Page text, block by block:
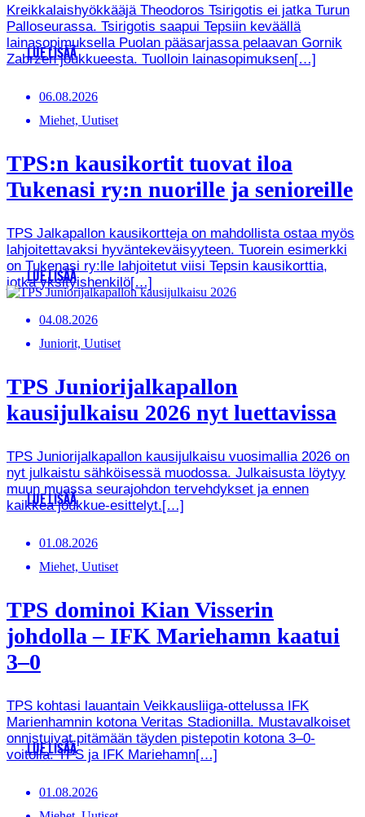
Kreikkalaishyökkääjä Theodoros Tsirigotis ei jatka Turun
Palloseurassa. Tsirigotis saapui Tepsiin keväällä
lainasopimuksella Puolan pääsarjassa pelaavan Gornik
Zabrzen joukkueesta. Tuolloin lainasopimuksen[…]
LUE LISÄÄ
06.08.2026
Miehet, Uutiset
TPS:n kausikortit tuovat iloa
Tukenasi ry:n nuorille ja senioreille
TPS Jalkapallon kausikortteja on mahdollista ostaa myös
lahjoitettavaksi hyväntekeväisyyteen. Tuorein esimerkki
on Tukenasi ry:lle lahjoitetut viisi Tepsin kausikorttia,
jotka yksityishenkilö[…]
LUE LISÄÄ
04.08.2026
Juniorit, Uutiset
TPS Juniorijalkapallon
kausijulkaisu 2026 nyt luettavissa
TPS Juniorijalkapallon kausijulkaisu vuosimallia 2026 on
nyt julkaistu sähköisessä muodossa. Julkaisusta löytyy
muun muassa seurajohdon tervehdykset ja ennen
kaikkea joukkue-esittelyt.[…]
LUE LISÄÄ
01.08.2026
Miehet, Uutiset
TPS dominoi Kian Visserin
johdolla – IFK Mariehamn kaatui
3–0
TPS kohtasi lauantain Veikkausliiga-ottelussa IFK
Marienhamnin kotona Veritas Stadionilla. Mustavalkoiset
onnistuivat pitämään täyden pistepotin kotona 3–0-
voitolla. TPS ja IFK Mariehamn[…]
LUE LISÄÄ
01.08.2026